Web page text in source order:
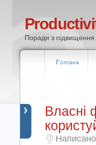
Поради з підвищення
Головна
Власні